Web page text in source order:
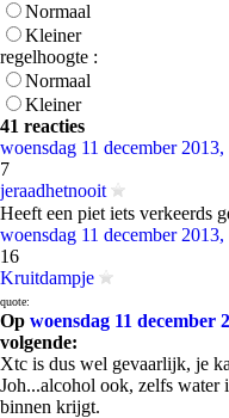
Normaal
Kleiner
regelhoogte :
Normaal
Kleiner
41 reacties
woensdag 11 december
7
jeraadhetnooit
Heeft een piet iets verkeerds
woensdag 11 december
16
Kruitdampje
quote:
Op woensdag 11 december
volgende:
Xtc is dus wel gevaarlijk, je
Joh...alcohol ook, zelfs water
binnen krijgt.